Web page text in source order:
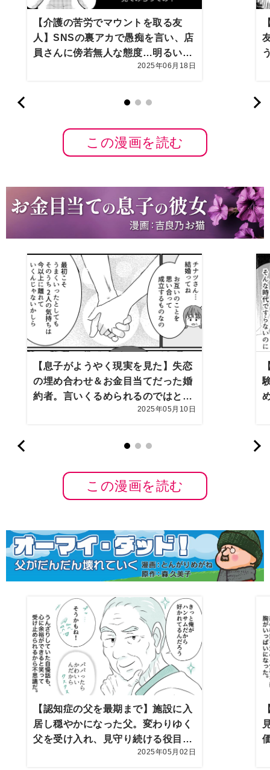
【介護の苦労でマウントを取る友
人】SNSの裏アカで愚痴を言い、店
員さんに傍若無人な態度…明るい友
人は介護で変わってしまった【第10
2025年06月18日
この漫画を読む
【息子がようやく現実を見た】失恋
の埋め合わせ＆お金目当てだった婚
約者。言いくるめられるのではとヒ
ヤヒヤしていたけど…【第10話まん
2025年05月10日
この漫画を読む
【認知症の父を最期まで】施設に入
居し穏やかになった父。変わりゆく
父を受け入れ、見守り続ける役目を
まっとうしたい…老々介護の父と娘
2025年05月02日